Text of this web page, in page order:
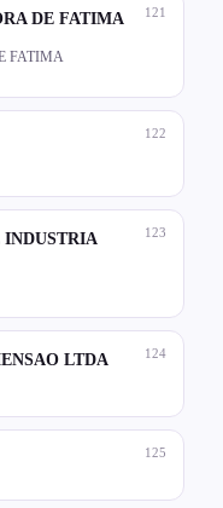
121
DE FATIMA
FATIMA
122
123
124
LTDA
125